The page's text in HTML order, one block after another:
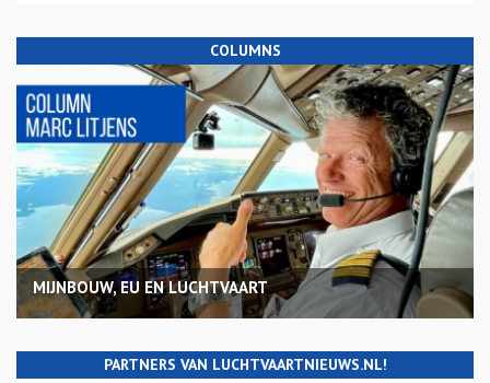
COLUMNS
MIJNBOUW, EU EN LUCHTVAART
PARTNERS VAN LUCHTVAARTNIEUWS.NL!